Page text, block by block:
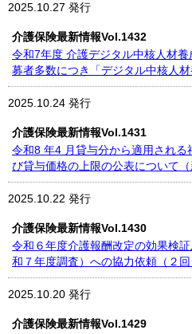
2025.10.27 発行
介護保険最新情報Vol.1432
令和7年度 介護デジタル中核人材
募者多数につき「デジタル中核人
2025.10.24 発行
介護保険最新情報Vol.1431
令和8 年4 月貸与分から適用される
び貸与価格の上限の公表について（
2025.10.22 発行
介護保険最新情報Vol.1430
令和６年度介護報酬改定の効果検
和７年度調査）への協力依頼（２
2025.10.20 発行
介護保険最新情報Vol.1429